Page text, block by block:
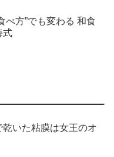
べ方”でも変わる 和食
式
乾いた粘膜は女王のオ